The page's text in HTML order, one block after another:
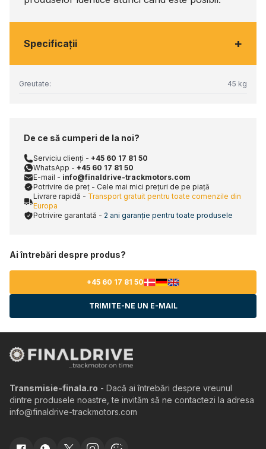
Specificaţii +
Greutate: 45 kg
De ce să cumperi de la noi?
Serviciu clienți - +45 60 17 81 50
WhatsApp - +45 60 17 81 50
E-mail - info@finaldrive-trackmotors.com
Potrivire de preț - Cele mai mici prețuri de pe piață
Livrare rapidă - Transport gratuit pentru toate comenzile din
Europa
Potrivire garantată - 2 ani garanție pentru toate produsele
Ai întrebări despre produs?
+45 60 17 81 50
TRIMITE-NE UN E-MAIL
Transmisie-finala.ro - Dacă ai întrebări despre vreunul
dintre produsele noastre, te invităm să ne contactezi la adresa
info@finaldrive-trackmotors.com